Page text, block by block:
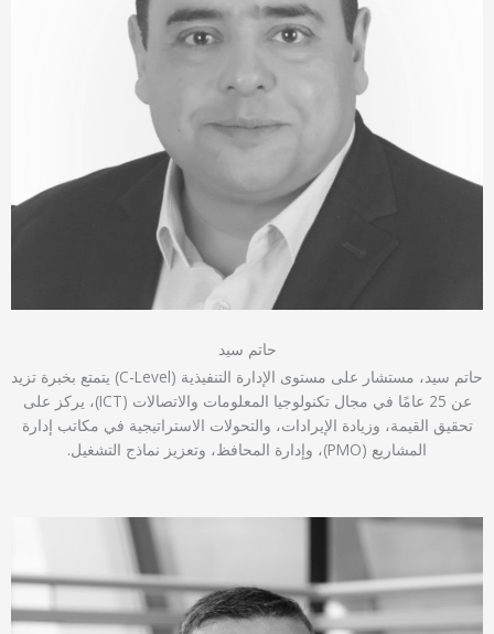
حاتم سيد
حاتم سيد، مستشار على مستوى الإدارة التنفيذية (C-Level) يتمتع بخبرة تزيد
عن 25 عامًا في مجال تكنولوجيا المعلومات والاتصالات (ICT)، يركز على
تحقيق القيمة، وزيادة الإيرادات، والتحولات الاستراتيجية في مكاتب إدارة
المشاريع (PMO)، وإدارة المحافظ، وتعزيز نماذج التشغيل.